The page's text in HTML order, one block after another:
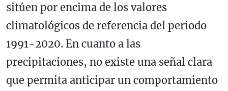
sitúen por encima de los valores
climatológicos de referencia del periodo
1991-2020. En cuanto a las
precipitaciones, no existe una señal clara
que permita anticipar un comportamiento